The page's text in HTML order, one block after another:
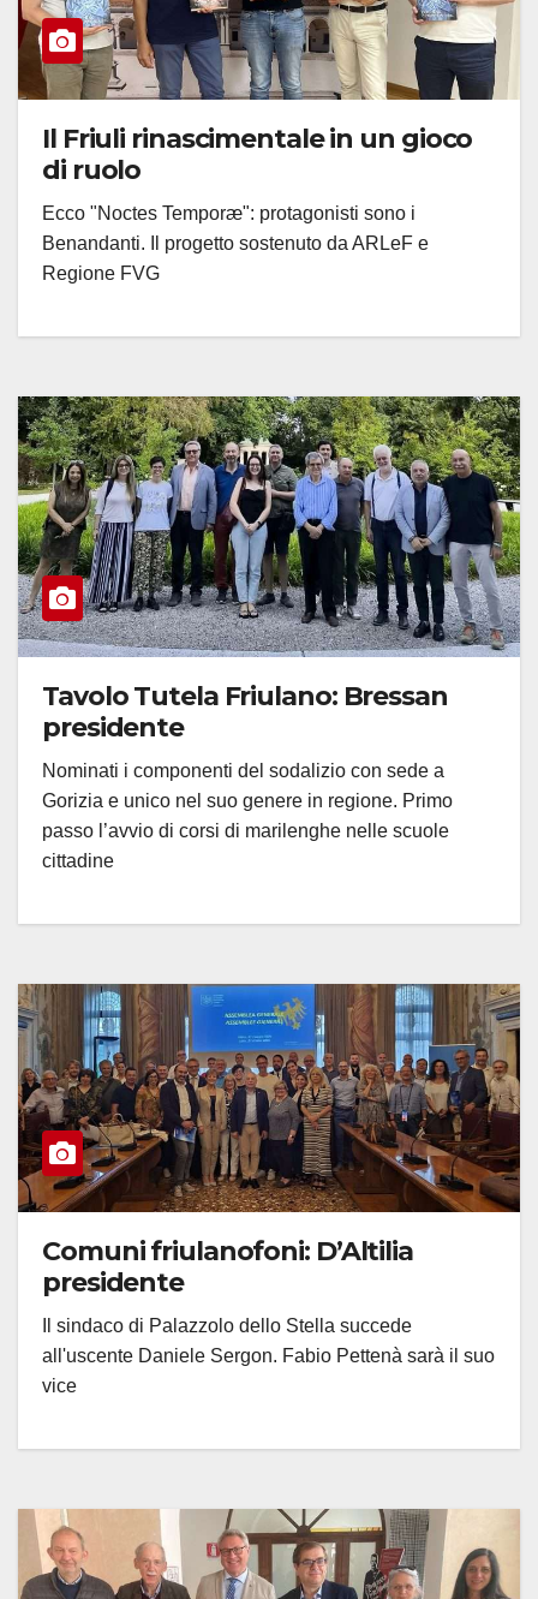
Il Friuli rinascimentale in un gioco
di ruolo
Ecco "Noctes Temporæ": protagonisti sono i
Benandanti. Il progetto sostenuto da ARLeF e
Regione FVG
Tavolo Tutela Friulano: Bressan
presidente
Nominati i componenti del sodalizio con sede a
Gorizia e unico nel suo genere in regione. Primo
passo l’avvio di corsi di marilenghe nelle scuole
cittadine
Comuni friulanofoni: D’Altilia
presidente
Il sindaco di Palazzolo dello Stella succede
all'uscente Daniele Sergon. Fabio Pettenà sarà il suo
vice